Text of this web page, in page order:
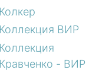
Колкер
Коллекция ВИР
Коллекция
Кравченко - ВИР